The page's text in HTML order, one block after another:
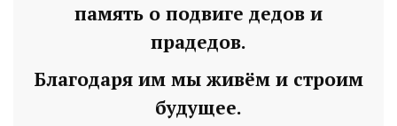
память о подвиге дедов и
прадедов.
Благодаря им мы живём и строим
будущее.